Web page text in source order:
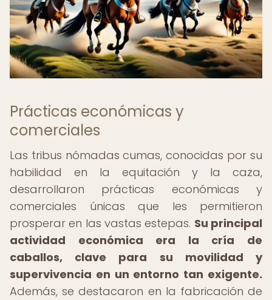
Prácticas económicas y
comerciales
Las tribus nómadas cumas, conocidas por su
habilidad en la equitación y la caza,
desarrollaron prácticas económicas y
comerciales únicas que les permitieron
prosperar en las vastas estepas. Su principal
actividad económica era la cría de
caballos, clave para su movilidad y
supervivencia en un entorno tan exigente.
Además, se destacaron en la fabricación de